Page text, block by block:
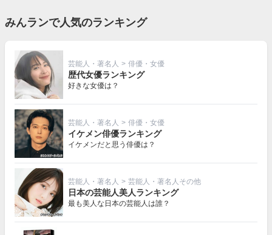
みんランで人気のランキング
芸能人・著名人 > 俳優・女優
歴代女優ランキング
好きな女優は？
芸能人・著名人 > 俳優・女優
イケメン俳優ランキング
イケメンだと思う俳優は？
芸能人・著名人 > 芸能人・著名人その他
日本の芸能人美人ランキング
最も美人な日本の芸能人は誰？